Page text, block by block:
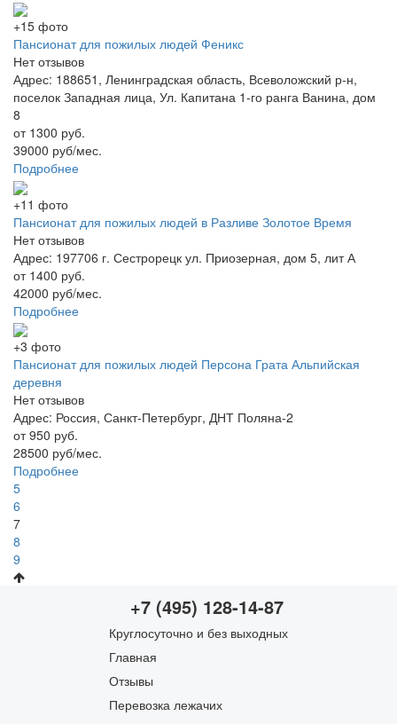
+15 фото
Пансионат для пожилых людей Феникс
Нет отзывов
Адрес: 188651, Ленинградская область, Всеволожский р-н,
поселок Западная лица, Ул. Капитана 1-го ранга Ванина, дом
8
от 1300 руб.
39000 руб/мес.
Подробнее
+11 фото
Пансионат для пожилых людей в Разливе Золотое Время
Нет отзывов
Адрес: 197706 г. Сестрорецк ул. Приозерная, дом 5, лит А
от 1400 руб.
42000 руб/мес.
Подробнее
+3 фото
Пансионат для пожилых людей Персона Грата Альпийская
деревня
Нет отзывов
Адрес: Россия, Санкт-Петербург, ДНТ Поляна-2
от 950 руб.
28500 руб/мес.
Подробнее
5
6
7
8
9
+7 (495) 128-14-87
Круглосуточно и без выходных
Главная
Отзывы
Перевозка лежачих